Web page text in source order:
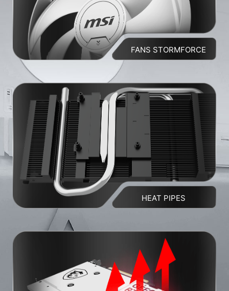
FANS STORMFORCE
HEAT PIPES